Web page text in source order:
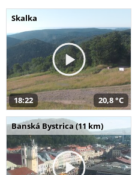
Skalka
18:22 20,8 °C
Banská Bystrica (11 km)